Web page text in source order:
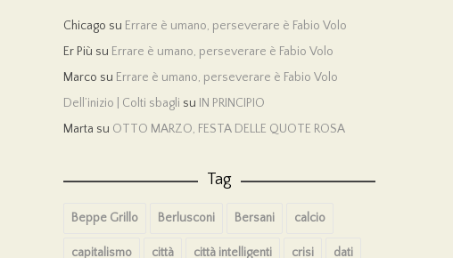
Chicago su Errare è umano, perseverare è Fabio Volo
Er Più su Errare è umano, perseverare è Fabio Volo
Marco su Errare è umano, perseverare è Fabio Volo
Dell’inizio | Colti sbagli su IN PRINCIPIO
Marta su OTTO MARZO, FESTA DELLE QUOTE ROSA
Tag
Beppe Grillo Berlusconi Bersani calcio
capitalismo città città intelligenti crisi dati